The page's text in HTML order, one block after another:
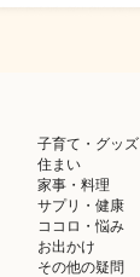
子育て・グッズ
住まい
家事・料理
サプリ・健康
ココロ・悩み
お出かけ
その他の疑問